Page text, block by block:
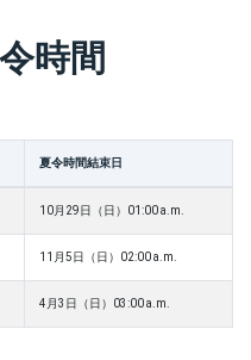
時間
夏令時間結束日
10月29日（日）01:00 a.m.
11月5日（日）02:00 a.m.
4月3日（日）03:00 a.m.